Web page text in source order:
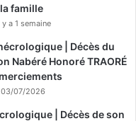
la famille
y a 1 semaine
| Décès du
Nabéré Honoré TRAORÉ
03/07/2026
| Décès de son